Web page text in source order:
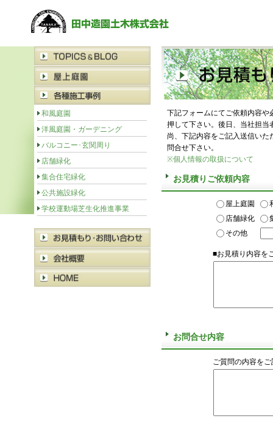
和風庭園
洋風庭園・ガーデニング
バルコニー･玄関周り
店舗緑化
集合住宅緑化
公共施設緑化
学校運動場芝生化推進事業
下記フォームにてご依頼内容
押して下さい。後日、当社担
尚、下記内容をご記入送信い
問合せ下さい。
※個人情報の取扱について
お見積りご依頼内容
屋上庭園
店舗緑化
その他
■お見積り内容を
お問合せ内容
ご質問の内容を